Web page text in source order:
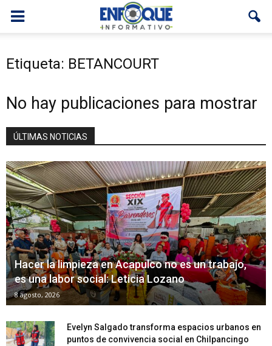
Etiqueta: BETANCOURT
No hay publicaciones para mostrar
ÚLTIMAS NOTICIAS
Hacer la limpieza en Acapulco no es un trabajo,
es una labor social: Leticia Lozano
8 agosto, 2026
Evelyn Salgado transforma espacios urbanos en
puntos de convivencia social en Chilpancingo